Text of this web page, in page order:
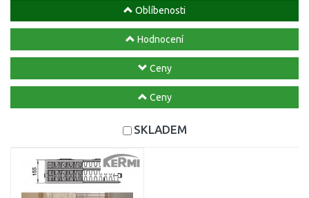
Oblíbenosti
Hodnocení
Ceny
Ceny
SKLADEM